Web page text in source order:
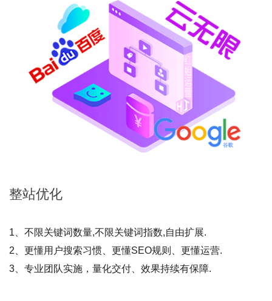
整站优化
1、不限关键词数量,不限关键词指数,自由扩展.
2、更懂用户搜索习惯、更懂SEO规则、更懂运营.
3、专业团队实施，量化交付、效果持续有保障.